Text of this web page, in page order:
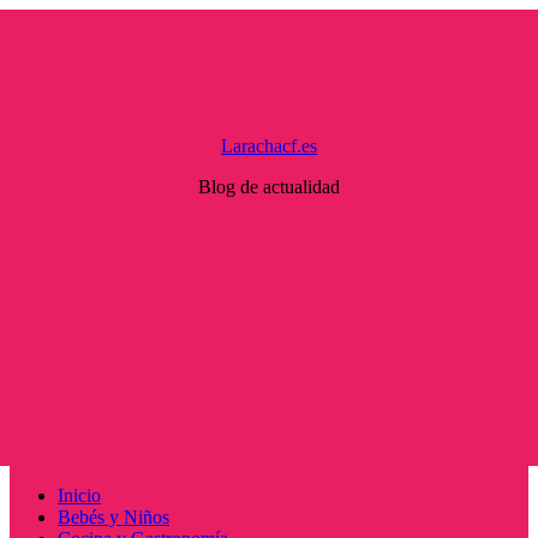
Larachacf.es
Blog de actualidad
Menú
principal
Inicio
Bebés y Niños